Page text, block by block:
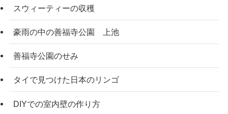
スウィーティーの収穫
豪雨の中の善福寺公園 上池
善福寺公園のせみ
タイで見つけた日本のリンゴ
DIYでの室内壁の作り方